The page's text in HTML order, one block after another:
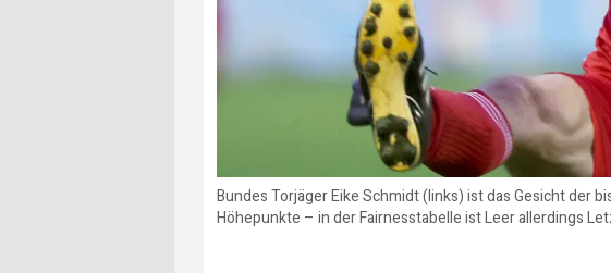
Bundes Torjäger Eike Schmidt (links) ist das Gesicht der
Höhepunkte – in der Fairnesstabelle ist Leer allerdings